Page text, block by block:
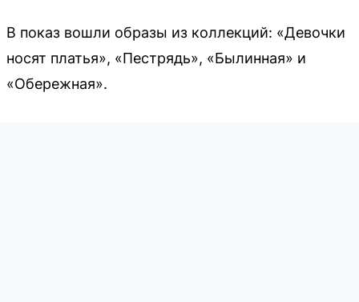
В показ вошли образы из коллекций: «Девочки
носят платья», «Пестрядь», «Былинная» и
«Обережная».